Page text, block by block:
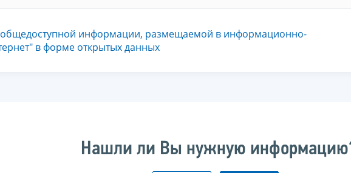
общедоступной информации, размещаемой в информационно-
в форме открытых данных
Нашли ли Вы нужную